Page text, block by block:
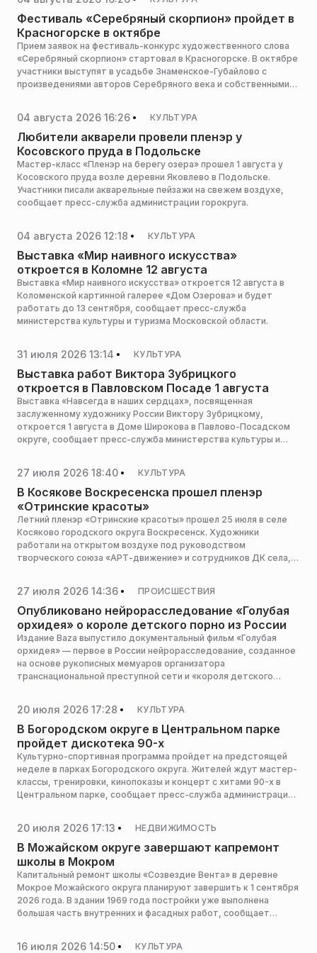
Фестиваль «Серебряный скорпион» пройдет в
Красногорске в октябре
Прием заявок на фестиваль-конкурс художественного слова
«Серебряный скорпион» стартовал в Красногорске. В октябре
участники выступят в усадьбе Знаменское-Губайлово с
произведениями авторов Серебряного века и собственными
04 августа 2026 16:26 КУЛЬТУРА
Любители акварели провели пленэр у
Косовского пруда в Подольске
Мастер-класс «Пленэр на берегу озера» прошел 1 августа у
Косовского пруда возле деревни Яковлево в Подольске.
Участники писали акварельные пейзажи на свежем воздухе,
сообщает пресс-служба администрации горокруга.
04 августа 2026 12:18 КУЛЬТУРА
Выставка «Мир наивного искусства»
откроется в Коломне 12 августа
Выставка «Мир наивного искусства» откроется 12 августа в
Коломенской картинной галерее «Дом Озерова» и будет
работать до 13 сентября, сообщает пресс-служба
министерства культуры и туризма Московской области.
31 июля 2026 13:14 КУЛЬТУРА
Выставка работ Виктора Зубрицкого
откроется в Павловском Посаде 1 августа
Выставка «Навсегда в наших сердцах», посвященная
заслуженному художнику России Виктору Зубрицкому,
откроется 1 августа в Доме Широкова в Павлово-Посадском
округе, сообщает пресс-служба министерства культуры и
27 июля 2026 18:40 КУЛЬТУРА
В Косякове Воскресенска прошел пленэр
«Отринские красоты»
Летний пленэр «Отринские красоты» прошел 25 июля в селе
Косяково городского округа Воскресенск. Художники
работали на открытом воздухе под руководством
творческого союза «АРТ-движение» и сотрудников ДК села,
27 июля 2026 14:36 ПРОИСШЕСТВИЯ
Опубликовано нейрорасследование «Голубая
орхидея» о короле детского порно из России
Издание Baza выпустило документальный фильм «Голубая
орхидея» — первое в России нейрорасследование, созданное
на основе рукописных мемуаров организатора
транснациональной преступной сети и «короля детского
воспоминания преступника о том, как в годы распада
Советского Союза и хаоса 90-х годов в России строился
криминальный бизнес, сломавший тысячи детских судеб.
20 июля 2026 17:28 КУЛЬТУРА
В Богородском округе в Центральном парке
пройдет дискотека 90-х
Культурно-спортивная программа пройдет на предстоящей
неделе в парках Богородского округа. Жителей ждут мастер-
классы, тренировки, кинопоказы и концерт с хитами 90-х в
Центральном парке, сообщает пресс-служба администрации
20 июля 2026 17:13 НЕДВИЖИМОСТЬ
В Можайском округе завершают капремонт
школы в Мокром
Капитальный ремонт школы «Созвездие Вента» в деревне
Мокрое Можайского округа планируют завершить к 1 сентября
2026 года. В здании 1969 года постройки уже выполнена
большая часть внутренних и фасадных работ, сообщает
16 июля 2026 14:50 КУЛЬТУРА